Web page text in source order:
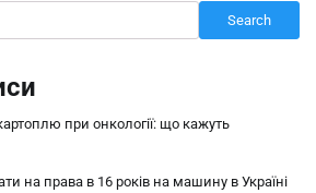
Search
при онкології: що кажуть
на права в 16 років на машину в Україні